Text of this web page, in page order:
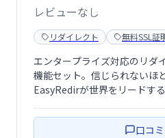
レビューなし
リダイレクト 無料SSL証
エンタープライズ対応のリダ
機能セット。信じられないほ
EasyRedirが世界をリードす
口コ